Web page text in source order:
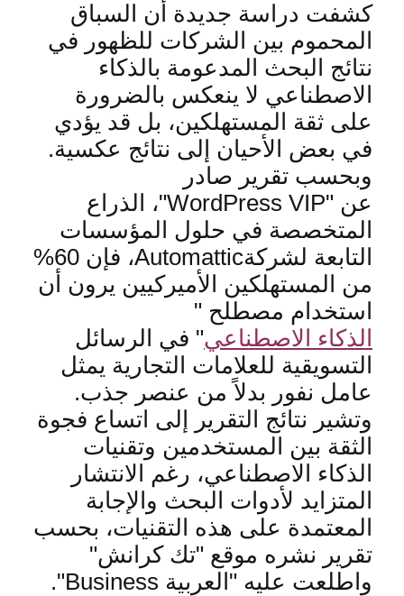
كشفت دراسة جديدة أن السباق
المحموم بين الشركات للظهور في
نتائج البحث المدعومة بالذكاء
الاصطناعي لا ينعكس بالضرورة
على ثقة المستهلكين، بل قد يؤدي
في بعض الأحيان إلى نتائج عكسية.
وبحسب تقرير صادر
عن "WordPress VIP"
، الذراع
المتخصصة في حلول المؤسسات
التابعة لشركةAutomattic
، فإن 60%
من المستهلكين الأميركيين يرون أن
استخدام مصطلح "
الذكاء الاصطناعي" في الرسائل
التسويقية للعلامات التجارية يمثل
عامل نفور بدلاً من عنصر جذب.
وتشير نتائج التقرير إلى اتساع فجوة
الثقة بين المستخدمين وتقنيات
الذكاء الاصطناعي، رغم الانتشار
المتزايد لأدوات البحث والإجابة
المعتمدة على هذه التقنيات، بحسب
تقرير نشره موقع "تك كرانش"
واطلعت عليه "العربية